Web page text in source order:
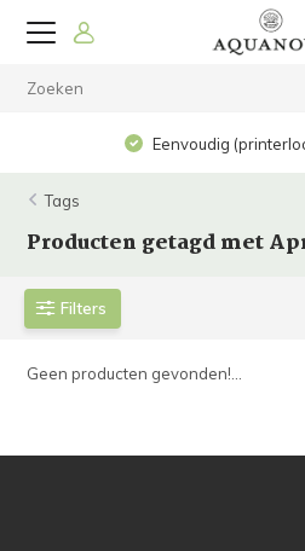
Eenvoudig
Tags
Producten getagd met
Filters
Geen producten gevonden!...